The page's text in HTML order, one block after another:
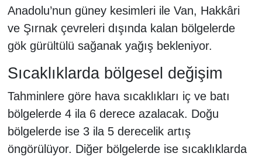
Anadolu’nun güney kesimleri ile Van, Hakkâri
ve Şırnak çevreleri dışında kalan bölgelerde
gök gürültülü sağanak yağış bekleniyor.
Sıcaklıklarda bölgesel değişim
Tahminlere göre hava sıcaklıkları iç ve batı
bölgelerde 4 ila 6 derece azalacak. Doğu
bölgelerde ise 3 ila 5 derecelik artış
öngörülüyor. Diğer bölgelerde ise sıcaklıklarda